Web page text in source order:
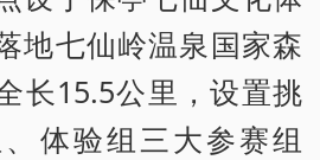
地七仙岭温泉国家森
长15.5公里，设置挑
体验组三大参赛组